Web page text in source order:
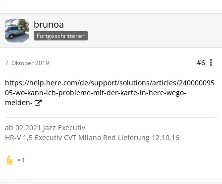
brunoa
Fortgeschrittener
7. Oktober 2019 #6
https://help.here.com/de/support/solutions/articles/240000095
05-wo-kann-ich-probleme-mit-der-karte-in-here-wego-
melden-
ab 02.2021 Jazz Executiv
HR-V 1,5 Executiv CVT Milano Red Lieferung 12.10.16
1